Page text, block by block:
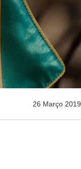
26 Março 2019